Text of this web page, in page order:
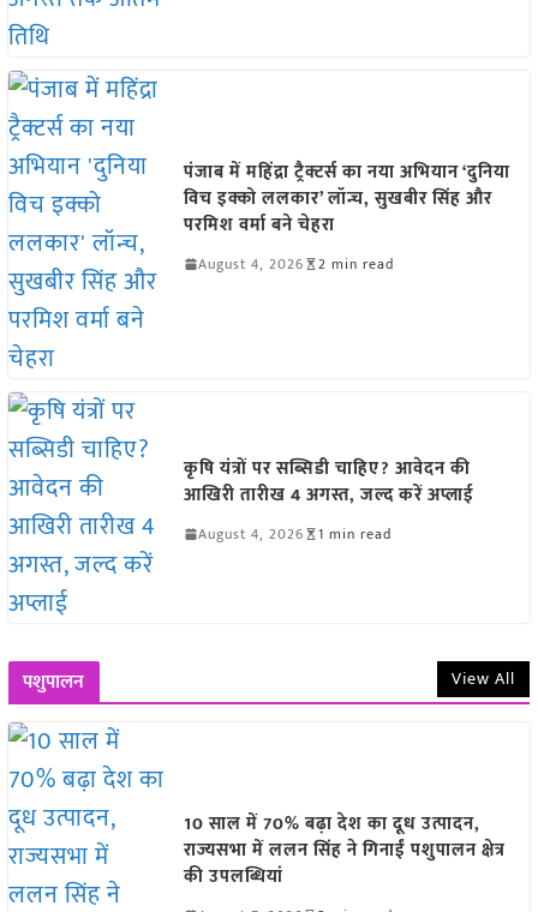
पंजाब में महिंद्रा ट्रैक्टर्स का नया अभियान ‘दुनिया
विच इक्को ललकार’ लॉन्च, सुखबीर सिंह और
परमिश वर्मा बने चेहरा
August 4, 2026 2 min read
कृषि यंत्रों पर सब्सिडी चाहिए? आवेदन की
आखिरी तारीख 4 अगस्त, जल्द करें अप्लाई
August 4, 2026 1 min read
पशुपालन View All
10 साल में 70% बढ़ा देश का दूध उत्पादन,
राज्यसभा में ललन सिंह ने गिनाईं पशुपालन क्षेत्र
की उपलब्धियां